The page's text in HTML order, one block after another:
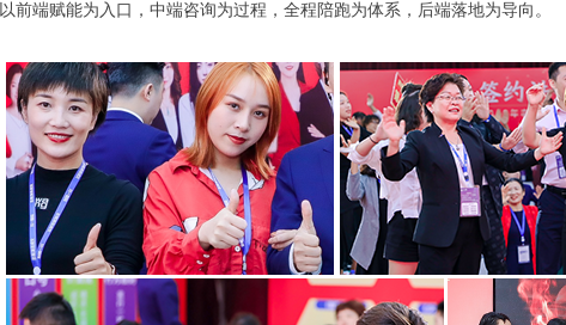
以前端赋能为入口，中端咨询为过程，全程陪跑为体系，后端落地为导向。